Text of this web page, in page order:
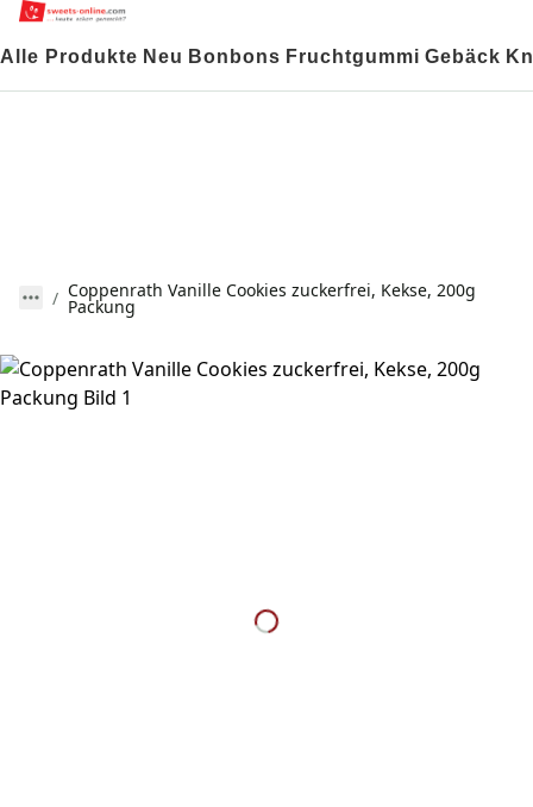
Alle Produkte Neu Bonbons Fruchtgummi Gebäck
Coppenrath Vanille Cookies zuckerfrei, Kekse, 200g
Packung